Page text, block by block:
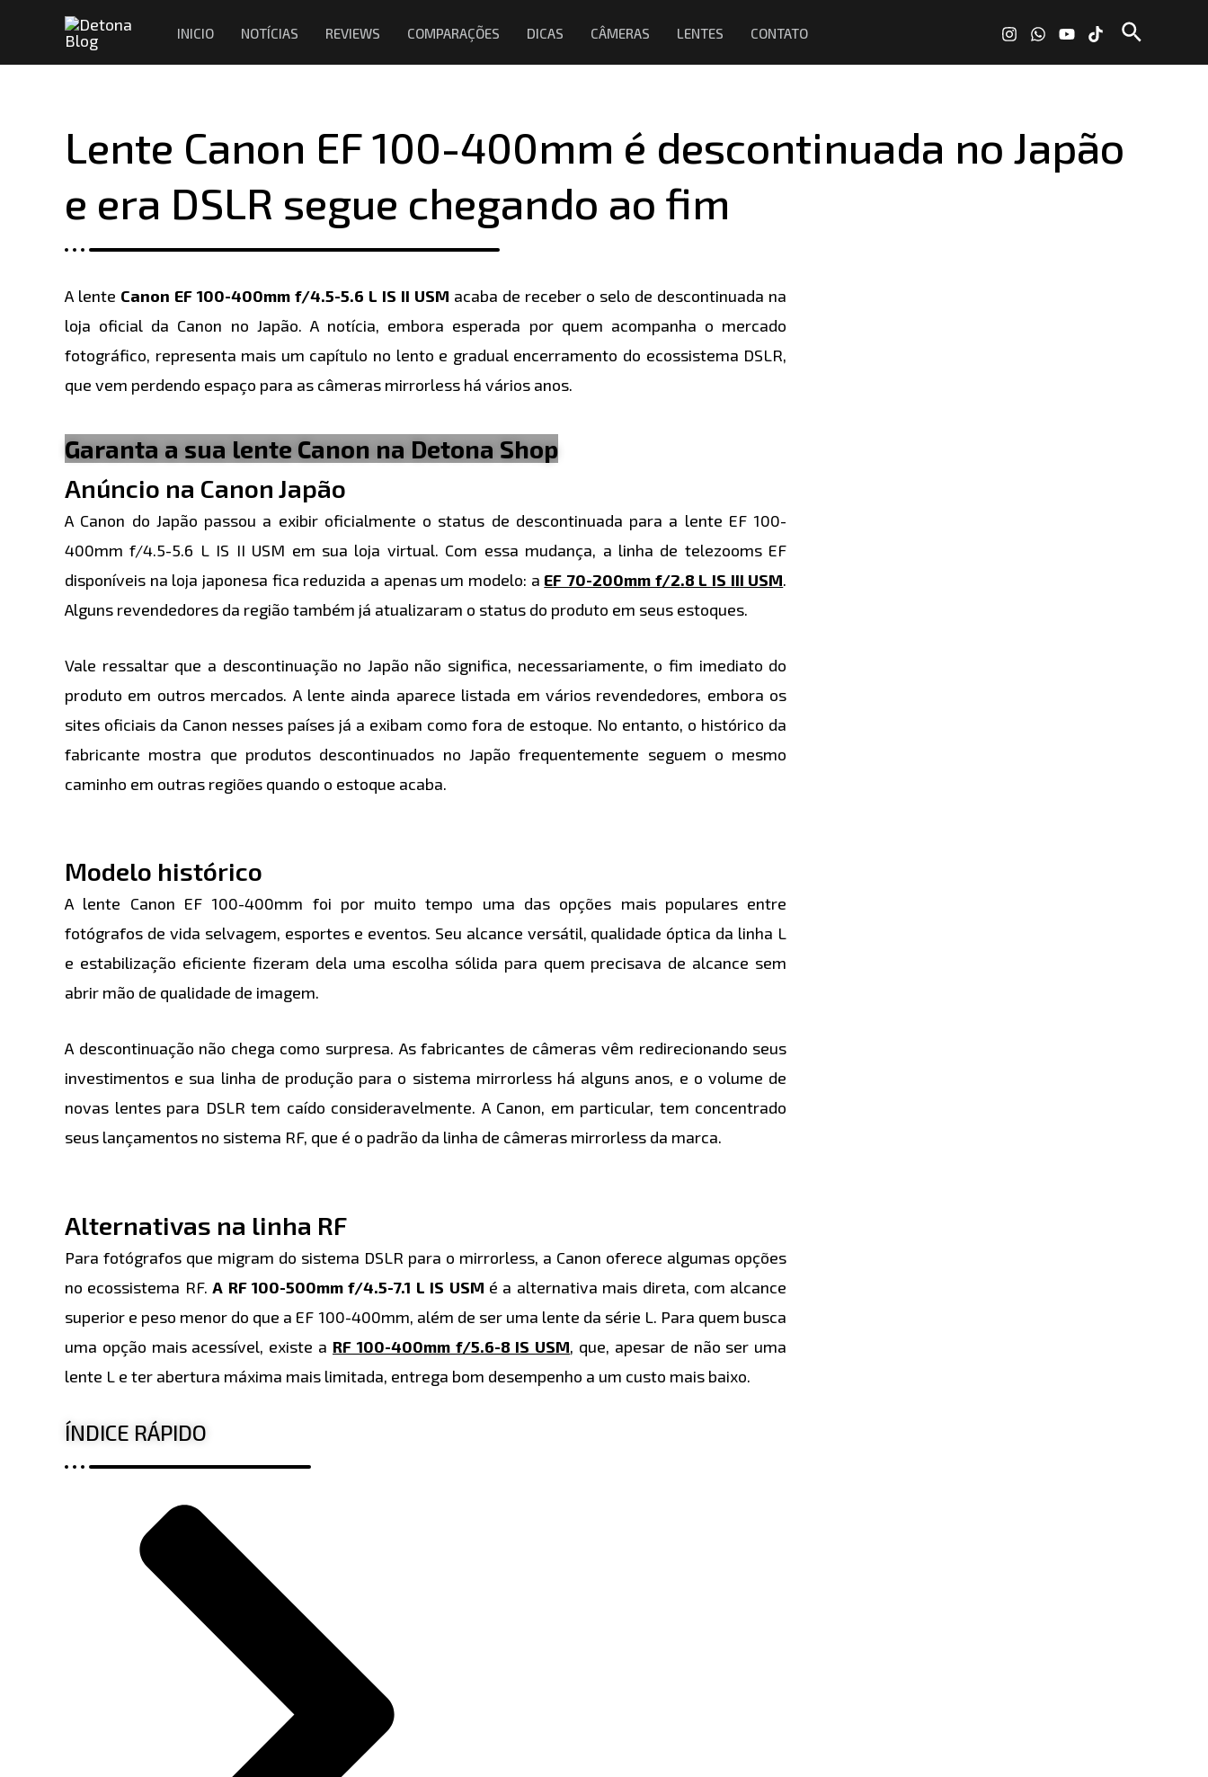
INICIO NOTÍCIAS REVIEWS COMPARAÇÕES DICAS CÂMERAS LENTES CONTATO
Lente Canon EF 100-400mm é descontinuada no Japão
e era DSLR segue chegando ao fim
A lente Canon EF 100-400mm f/4.5-5.6 L IS II USM acaba de receber o selo de descontinuada na
loja oficial da Canon no Japão. A notícia, embora esperada por quem acompanha o mercado
fotográfico, representa mais um capítulo no lento e gradual encerramento do ecossistema DSLR,
que vem perdendo espaço para as câmeras mirrorless há vários anos.
Garanta a sua lente Canon na Detona Shop
Anúncio na Canon Japão
A Canon do Japão passou a exibir oficialmente o status de descontinuada para a lente EF 100-
400mm f/4.5-5.6 L IS II USM em sua loja virtual. Com essa mudança, a linha de telezooms EF
disponíveis na loja japonesa fica reduzida a apenas um modelo: a EF 70-200mm f/2.8 L IS III USM.
Alguns revendedores da região também já atualizaram o status do produto em seus estoques.
Vale ressaltar que a descontinuação no Japão não significa, necessariamente, o fim imediato do
produto em outros mercados. A lente ainda aparece listada em vários revendedores, embora os
sites oficiais da Canon nesses países já a exibam como fora de estoque. No entanto, o histórico da
fabricante mostra que produtos descontinuados no Japão frequentemente seguem o mesmo
caminho em outras regiões quando o estoque acaba.
Modelo histórico
A lente Canon EF 100-400mm foi por muito tempo uma das opções mais populares entre
fotógrafos de vida selvagem, esportes e eventos. Seu alcance versátil, qualidade óptica da linha L
e estabilização eficiente fizeram dela uma escolha sólida para quem precisava de alcance sem
abrir mão de qualidade de imagem.
A descontinuação não chega como surpresa. As fabricantes de câmeras vêm redirecionando seus
investimentos e sua linha de produção para o sistema mirrorless há alguns anos, e o volume de
novas lentes para DSLR tem caído consideravelmente. A Canon, em particular, tem concentrado
seus lançamentos no sistema RF, que é o padrão da linha de câmeras mirrorless da marca.
Alternativas na linha RF
Para fotógrafos que migram do sistema DSLR para o mirrorless, a Canon oferece algumas opções
no ecossistema RF.A RF 100-500mm f/4.5-7.1 L IS USM é a alternativa mais direta, com alcance
superior e peso menor do que a EF 100-400mm, além de ser uma lente da série L. Para quem busca
uma opção mais acessível, existe a RF 100-400mm f/5.6-8 IS USM, que, apesar de não ser uma
lente L e ter abertura máxima mais limitada, entrega bom desempenho a um custo mais baixo.
ÍNDICE RÁPIDO
Navegação
de